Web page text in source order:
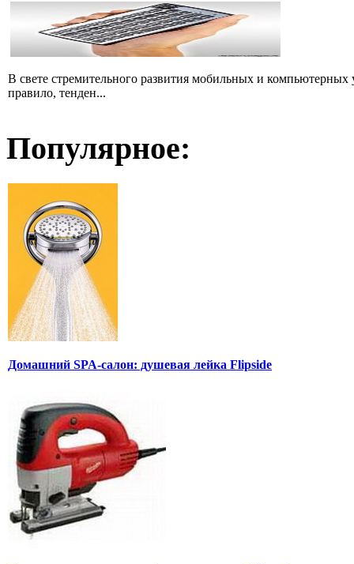
В свете стремительного развития мобильных и компьютерных
правило, тенден...
Популярное:
Домашний SPA-салон: душевая лейка Flipside